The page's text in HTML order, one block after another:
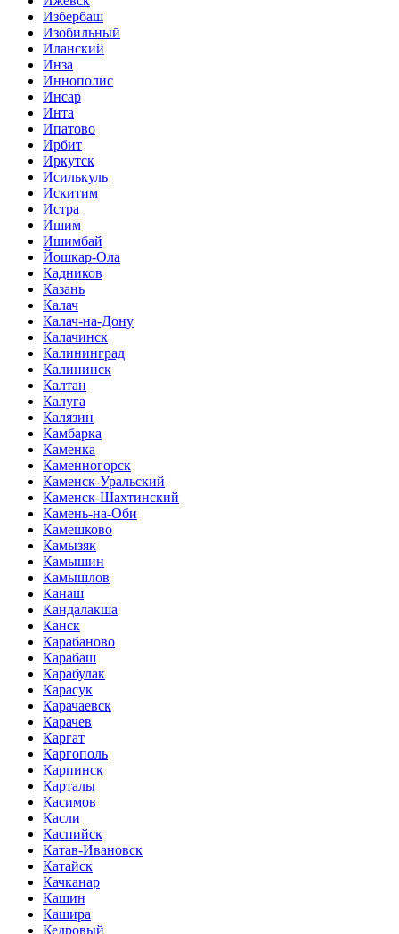
Избербаш
Изобильный
Иланский
Инза
Иннополис
Инсар
Инта
Ипатово
Ирбит
Иркутск
Исилькуль
Искитим
Истра
Ишим
Ишимбай
Йошкар-Ола
Кадников
Казань
Калач
Калач-на-Дону
Калачинск
Калининград
Калининск
Калтан
Калуга
Калязин
Камбарка
Каменка
Каменногорск
Каменск-Уральский
Каменск-Шахтинский
Камень-на-Оби
Камешково
Камызяк
Камышин
Камышлов
Канаш
Кандалакша
Канск
Карабаново
Карабаш
Карабулак
Карасук
Карачаевск
Карачев
Каргат
Каргополь
Карпинск
Карталы
Касимов
Касли
Каспийск
Катав-Ивановск
Катайск
Качканар
Кашин
Кашира
Кедровый